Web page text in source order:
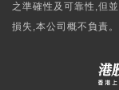
之準確性及可靠性,但
損失,本公司概不負責。